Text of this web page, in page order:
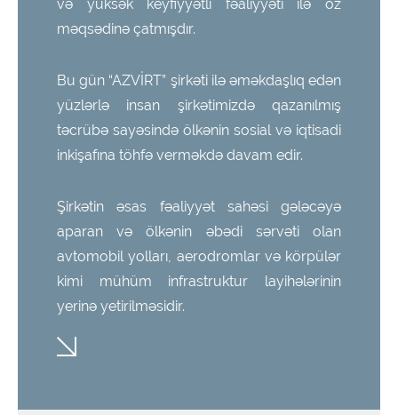
və yüksək keyfiyyətli fəaliyyəti ilə öz
məqsədinə çatmışdır.
Bu gün “AZVİRT” şirkəti ilə əməkdaşlıq edən
yüzlərlə insan şirkətimizdə qazanılmış
təcrübə sayəsində ölkənin sosial və iqtisadi
inkişafına töhfə verməkdə davam edir.
Şirkətin əsas fəaliyyət sahəsi gələcəyə
aparan və ölkənin əbədi sərvəti olan
avtomobil yolları, aerodromlar və körpülər
kimi mühüm infrastruktur layihələrinin
yerinə yetirilməsidir.